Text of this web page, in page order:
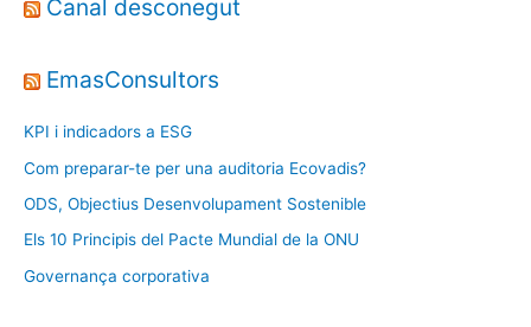
Canal desconegut
EmasConsultors
KPI i indicadors a ESG
Com preparar-te per una auditoria Ecovadis?
ODS, Objectius Desenvolupament Sostenible
Els 10 Principis del Pacte Mundial de la ONU
Governança corporativa